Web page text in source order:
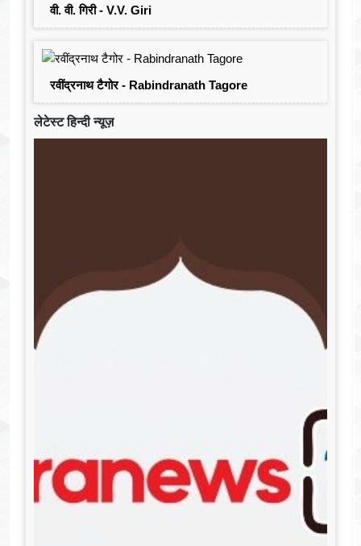
वी. वी. गिरी - V.V. Giri
रवींद्रनाथ टैगोर - Rabindranath Tagore
लेटेस्ट हिन्दी न्यूज़